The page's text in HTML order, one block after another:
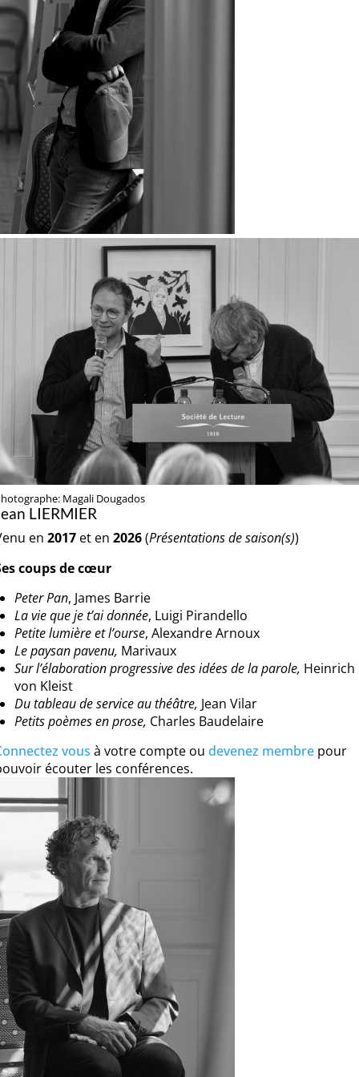
Magali Dougados
LIERMIER
en 2017 et en 2026(Présentations de saison(s))
coups de cœur
Peter Pan, James Barrie
La vie que je t’ai donnée, Luigi Pirandello
Petite lumière et l’ourse, Alexandre Arnoux
Le paysan pavenu, Marivaux
Sur l’élaboration progressive des idées de la parole, Heinrich
von Kleist
Du tableau de service au théâtre, Jean Vilar
Petits poèmes en prose, Charles Baudelaire
vous à votre compte ou devenez membre pour
écouter les conférences.